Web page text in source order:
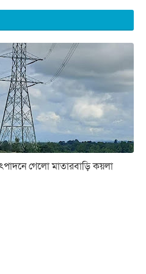
গেলো মাতারবাড়ি কয়লা